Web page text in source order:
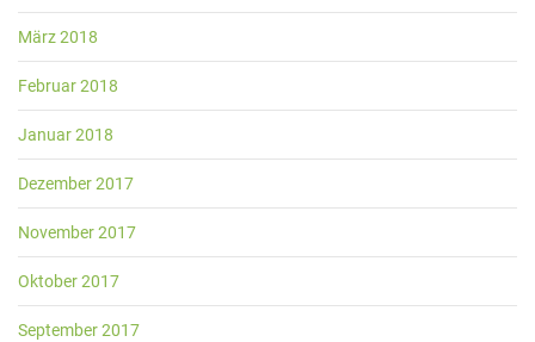
März 2018
Februar 2018
Januar 2018
Dezember 2017
November 2017
Oktober 2017
September 2017